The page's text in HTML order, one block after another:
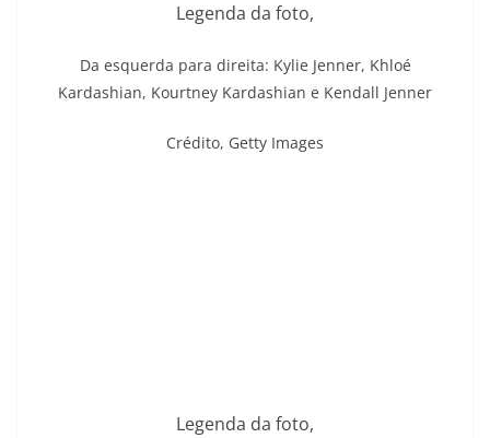
Legenda da foto,
Da esquerda para direita: Kylie Jenner, Khloé
Kardashian, Kourtney Kardashian e Kendall Jenner
Crédito, Getty Images
Legenda da foto,